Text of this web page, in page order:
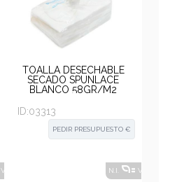
TOALLA DESECHABLE
SECADO SPUNLACE
BLANCO 58GR/M2
ID:03313
PEDIR PRESUPUESTO €
VER ALTERNATIVAS N.I. VER